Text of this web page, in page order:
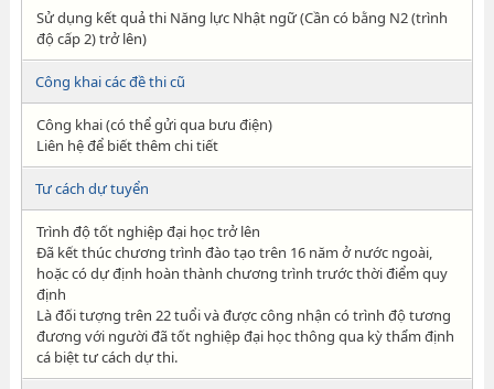
Sử dụng kết quả thi Năng lực Nhật ngữ (Cần có bằng N2 (trình
độ cấp 2) trở lên)
Công khai các đề thi cũ
Công khai (có thể gửi qua bưu điện)
Liên hệ để biết thêm chi tiết
Tư cách dự tuyển
Trình độ tốt nghiệp đại học trở lên
Đã kết thúc chương trình đào tạo trên 16 năm ở nước ngoài,
hoặc có dự định hoàn thành chương trình trước thời điểm quy
định
Là đối tượng trên 22 tuổi và được công nhận có trình độ tương
đương với người đã tốt nghiệp đại học thông qua kỳ thẩm định
cá biệt tư cách dự thi.